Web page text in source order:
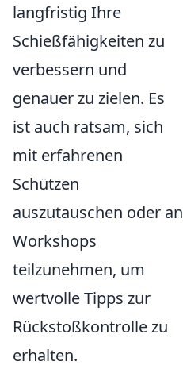
langfristig Ihre
Schießfähigkeiten zu
verbessern und
genauer zu zielen. Es
ist auch ratsam, sich
mit erfahrenen
Schützen
auszutauschen oder an
Workshops
teilzunehmen, um
wertvolle Tipps zur
Rückstoßkontrolle zu
erhalten.